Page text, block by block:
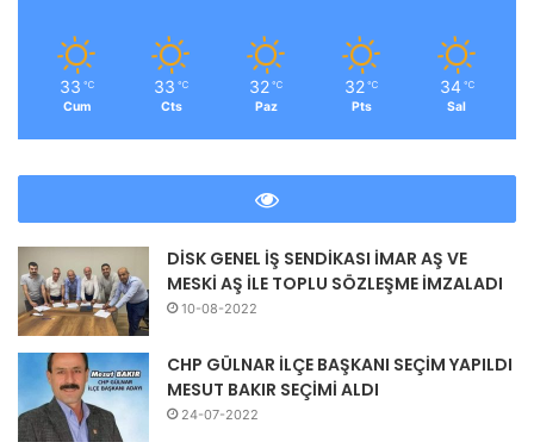
33 ℃
Cum
33 ℃
Cts
32 ℃
Paz
32 ℃
Pts
34 ℃
Sal
DİSK GENEL İŞ SENDİKASI İMAR AŞ VE
MESKİ AŞ İLE TOPLU SÖZLEŞME İMZALADI
10-08-2022
CHP GÜLNAR İLÇE BAŞKANI SEÇİM YAPILDI
MESUT BAKIR SEÇİMİ ALDI
24-07-2022